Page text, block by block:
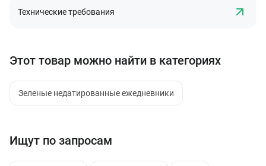
Технические требования
Этот товар можно найти в категориях
Зеленые недатированные ежедневники
Ищут по запросам